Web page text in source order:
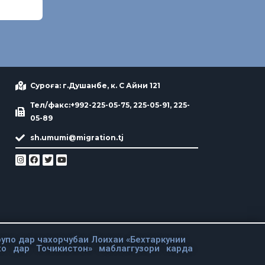
Суроға: г.Душанбе, к. С Айни 121
Тел/факс:+992-225-05-75, 225-05-91, 225-
05-89
sh.umumi@migration.tj
дар чахорчубаи Лоихаи «Бехтаркунии
дар Точикистон» маблаггузори карда